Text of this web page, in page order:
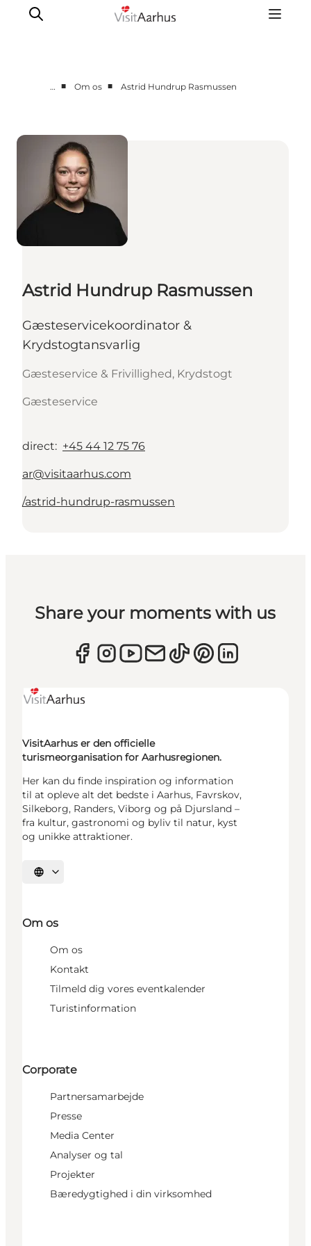
Analyser & tal
Projekter
Partnersamarbejde
Frivillig ReThinker
Presse
… ■ Om os ■ Astrid Hundrup Rasmussen
Astrid Hundrup Rasmussen
Gæsteservicekoordinator &
Krydstogtansvarlig
Gæsteservice & Frivillighed, Krydstogt
Gæsteservice
direct: +45 44 12 75 76
ar@visitaarhus.com
/astrid-hundrup-rasmussen
Share your moments with us
VisitAarhus er den officielle
turismeorganisation for Aarhusregionen.
Her kan du finde inspiration og information
til at opleve alt det bedste i Aarhus, Favrskov,
Silkeborg, Randers, Viborg og på Djursland –
fra kultur, gastronomi og byliv til natur, kyst
og unikke attraktioner.
Vælg sprog
Om os
Om os
Kontakt
Tilmeld dig vores eventkalender
Turistinformation
Corporate
Partnersamarbejde
Presse
Media Center
Analyser og tal
Projekter
Bæredygtighed i din virksomhed